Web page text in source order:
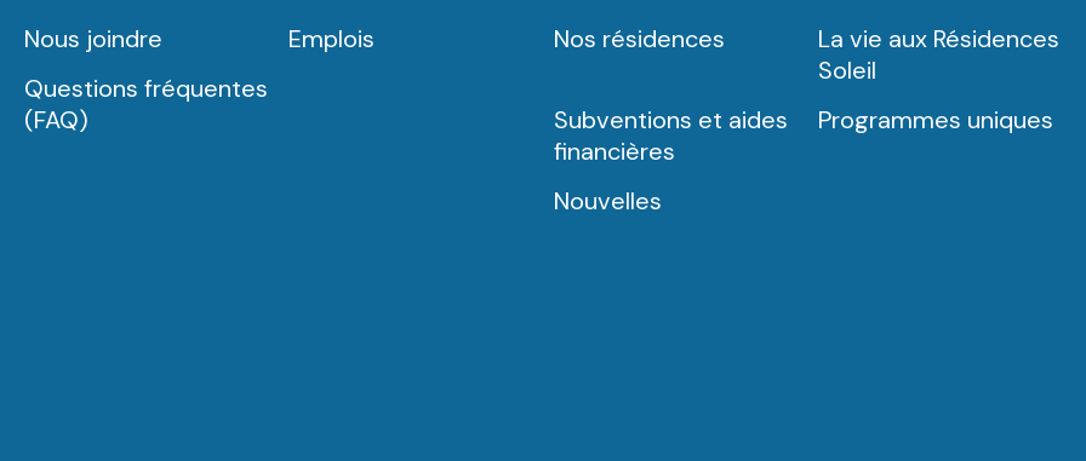
Nous joindre
Emplois
Questions fréquentes
(FAQ)
Nos résidences
La vie aux Résidences
Soleil
Subventions et aides
financières
Programmes uniques
Nouvelles